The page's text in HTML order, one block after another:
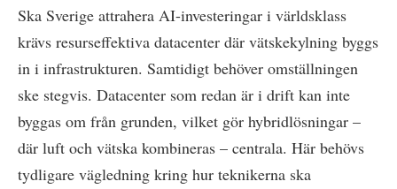
Ska Sverige attrahera AI-investeringar i världsklass
krävs resurseffektiva datacenter där vätskekylning byggs
in i infrastrukturen. Samtidigt behöver omställningen
ske stegvis. Datacenter som redan är i drift kan inte
byggas om från grunden, vilket gör hybridlösningar –
där luft och vätska kombineras – centrala. Här behövs
tydligare vägledning kring hur teknikerna ska